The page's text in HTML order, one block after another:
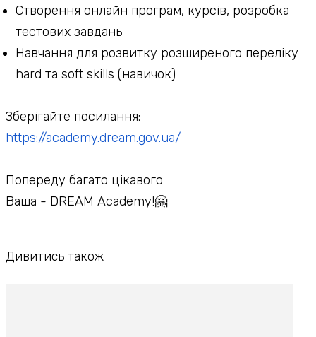
Створення онлайн програм, курсів, розробка
тестових завдань
Навчання для розвитку розширеного переліку
hard та soft skills (навичок)
Зберігайте посилання:
https://academy.dream.gov.ua/
Попереду багато цікавого
Ваша - DREAM Academy!🤗
Дивитись також